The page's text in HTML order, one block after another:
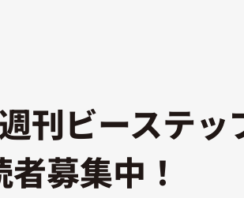
週刊ビーステッ
者募集中！